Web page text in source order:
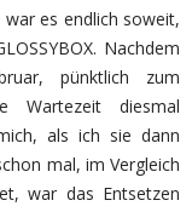
es endlich soweit,
Nachdem
pünktlich zum
Wartezeit diesmal
als ich sie dann
mal, im Vergleich
war das Entsetzen